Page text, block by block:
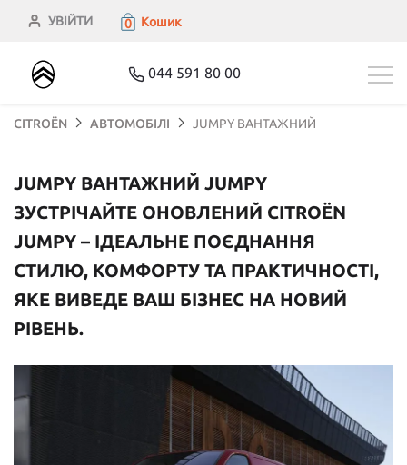
УВІЙТИ 0 Кошик
044 591 80 00
CITROЁN АВТОМОБІЛІ JUMPY ВАНТАЖНИЙ
JUMPY ВАНТАЖНИЙ JUMPY
ЗУСТРІЧАЙТЕ ОНОВЛЕНИЙ CITROËN
JUMPY – ІДЕАЛЬНЕ ПОЄДНАННЯ
СТИЛЮ, КОМФОРТУ ТА ПРАКТИЧНОСТІ,
ЯКЕ ВИВЕДЕ ВАШ БІЗНЕС НА НОВИЙ
РІВЕНЬ.